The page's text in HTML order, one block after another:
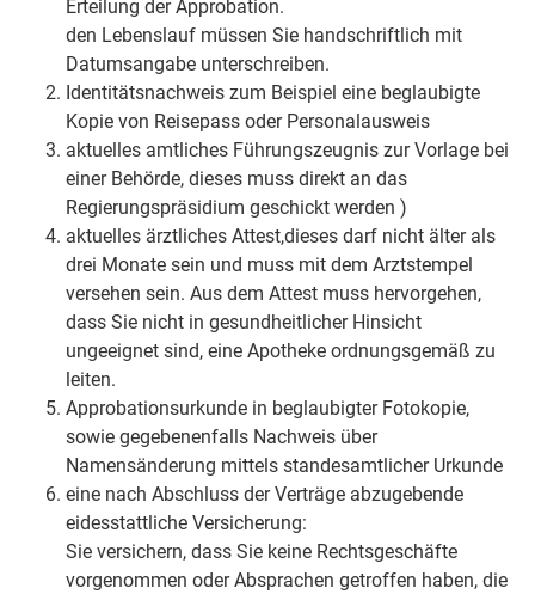
Erteilung der Approbation.
den Lebenslauf müssen Sie handschriftlich mit
Datumsangabe unterschreiben.
Identitätsnachweis zum Beispiel eine beglaubigte
Kopie von Reisepass oder Personalausweis
aktuelles amtliches Führungszeugnis zur Vorlage bei
einer Behörde, dieses muss direkt an das
Regierungspräsidium geschickt werden )
aktuelles ärztliches Attest,dieses darf nicht älter als
drei Monate sein und muss mit dem Arztstempel
versehen sein. Aus dem Attest muss hervorgehen,
dass Sie nicht in gesundheitlicher Hinsicht
ungeeignet sind, eine Apotheke ordnungsgemäß zu
leiten.
Approbationsurkunde in beglaubigter Fotokopie,
sowie gegebenenfalls Nachweis über
Namensänderung mittels standesamtlicher Urkunde
eine nach Abschluss der Verträge abzugebende
eidesstattliche Versicherung:
Sie versichern, dass Sie keine Rechtsgeschäfte
vorgenommen oder Absprachen getroffen haben, die